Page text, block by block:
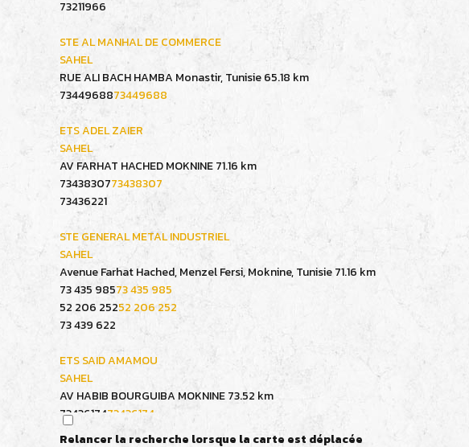
73211966
STE AL MANHAL DE COMMERCE
SAHEL
RUE ALI BACH HAMBA Monastir, Tunisie65.18 km
7344968873449688
ETS ADEL ZAIER
SAHEL
AV FARHAT HACHED MOKNINE71.16 km
7343830773438307
73436221
STE GENERAL METAL INDUSTRIEL
SAHEL
Avenue Farhat Hached, Menzel Fersi, Moknine, Tunisie71.16 km
73 435 98573 435 985
52 206 25252 206 252
73 439 622
ETS SAID AMAMOU
SAHEL
AV HABIB BOURGUIBA MOKNINE73.52 km
7343617473436174
73436174
Relancer la recherche lorsque la carte est déplacée